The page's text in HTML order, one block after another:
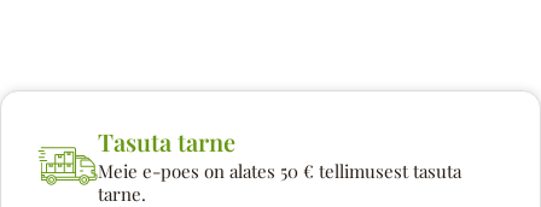
Tasuta tarne
Meie e-poes on alates 50 € tellimusest tasuta
tarne.